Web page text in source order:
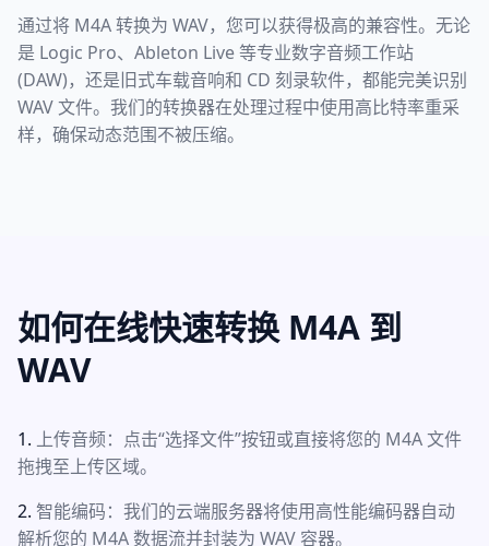
通过将 M4A 转换为 WAV，您可以获得极高的兼容性。无论
是 Logic Pro、Ableton Live 等专业数字音频工作站
(DAW)，还是旧式车载音响和 CD 刻录软件，都能完美识别
WAV 文件。我们的转换器在处理过程中使用高比特率重采
样，确保动态范围不被压缩。
如何在线快速转换 M4A 到
WAV
上传音频：点击“选择文件”按钮或直接将您的 M4A 文件
拖拽至上传区域。
智能编码：我们的云端服务器将使用高性能编码器自动
解析您的 M4A 数据流并封装为 WAV 容器。